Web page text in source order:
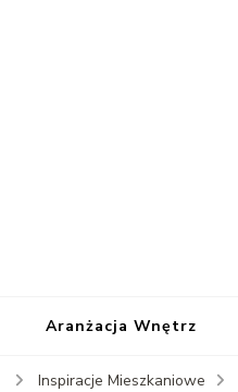
Aranżacja Wnętrz
Inspiracje Mieszkaniowe